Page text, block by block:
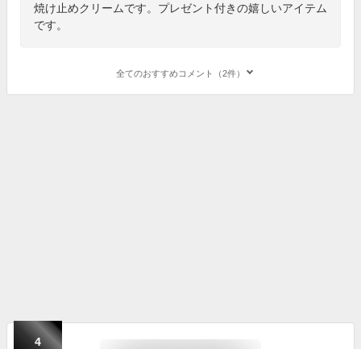
焼け止めクリームです。プレゼント付きの嬉しいアイテム
です。
全てのおすすめコメント（2件）
4